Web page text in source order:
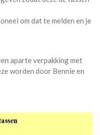
om dat te melden en je
aparte verpakking met
worden door Bennie en